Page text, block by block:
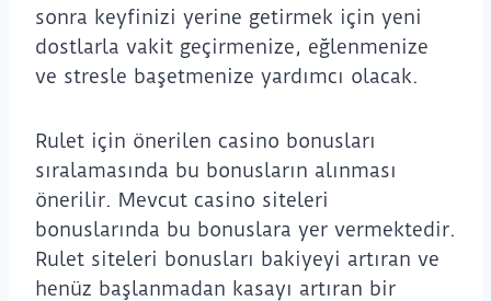
sonra keyfinizi yerine getirmek için yeni
dostlarla vakit geçirmenize, eğlenmenize
ve stresle başetmenize yardımcı olacak.
Rulet için önerilen casino bonusları
sıralamasında bu bonusların alınması
önerilir. Mevcut casino siteleri
bonuslarında bu bonuslara yer vermektedir.
Rulet siteleri bonusları bakiyeyi artıran ve
henüz başlanmadan kasayı artıran bir